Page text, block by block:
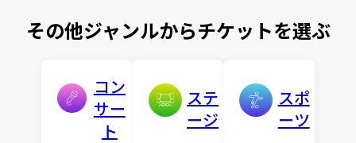
その他ジャンルからチケットを選ぶ
コン
サー
ト
ステ
ージ
スポ
ーツ